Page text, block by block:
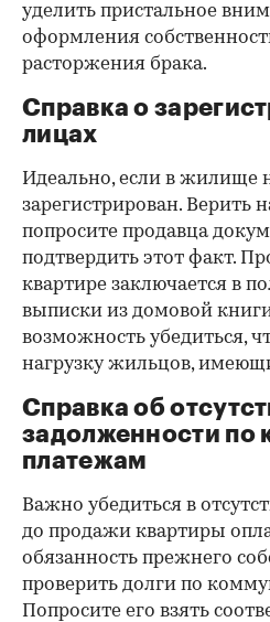
уделить пристальное
оформления
расторжения брака.
Справка о
лицах
Идеально, если в жилище
зарегистрирован. Верить
попросите продавца
подтвердить этот факт.
квартире заключается в
выписки из домовой
возможность убедиться,
нагрузку жильцов,
Справка об
задолженности по
платежам
Важно убедиться в
до продажи квартиры
обязанность прежнего
проверить долги по
Попросите его взять